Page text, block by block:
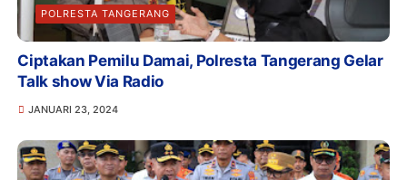
POLRESTA TANGERANG
Ciptakan Pemilu Damai, Polresta Tangerang Gelar
Talk show Via Radio
JANUARI 23, 2024